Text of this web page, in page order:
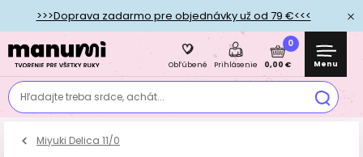
>>>Doprava zadarmo pre objednávky už od 79 €<<<
Hľadajte treba srdce, achát...
Obľúbené Prihlásenie
0
0,00 € Menu
Miyuki Delica 11/0